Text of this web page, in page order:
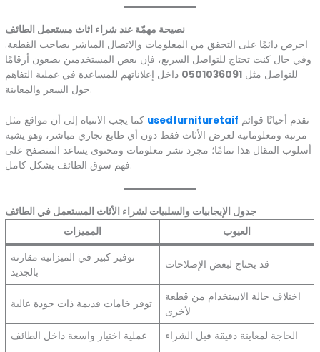
نصيحة مهمّة عند شراء اثاث مستعمل الطائف
احرص دائمًا على التحقق من المعلومات والاتصال المباشر بصاحب القطعة.
وفي حال كنت تحتاج للتواصل السريع، فإن بعض المستخدمين يضعون أرقامًا
للتواصل مثل 0501036091 داخل إعلاناتهم للمساعدة في عملية التفاهم
حول السعر والمعاينة.
usedfurnituretaif تقدم أحيانًا قوائم
مرتبة ومعلوماتية لعرض الأثاث فقط دون أي طابع تجاري مباشر، وهو يشبه
أسلوب المقال هذا تمامًا؛ مجرد نشر معلومات ومحتوى يساعد المتصفح على
فهم سوق الطائف بشكل كامل.
جدول الإيجابيات والسلبيات لشراء الأثاث المستعمل في الطائف
المميزات
العيوب
توفير كبير في الميزانية مقارنة
بالجديد
قد يحتاج لبعض الإصلاحات
توفر خامات قديمة ذات جودة عالية
اختلاف حالة الاستخدام من قطعة
لأخرى
عملية اختيار واسعة داخل الطائف
الحاجة لمعاينة دقيقة قبل الشراء